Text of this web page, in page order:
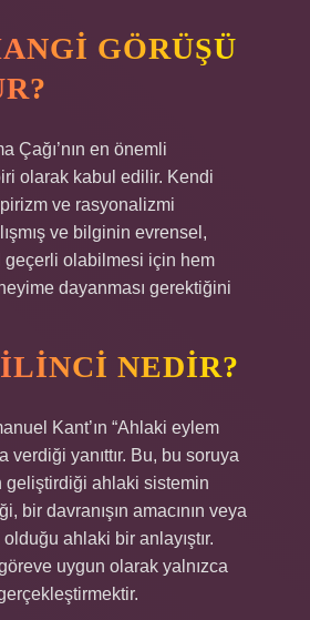
GÖRÜŞÜ
Çağı’nın en önemli
olarak kabul edilir. Kendi
ve rasyonalizmi
ve bilginin evrensel,
geçerli olabilmesi için hem
dayanması gerektiğini
NEDIR?
Kant’ın “Ahlaki eylem
verdiği yanıttır. Bu, bu soruya
geliştirdiği ahlaki sistemin
bir davranışın amacının veya
ahlaki bir anlayıştır.
uygun olarak yalnızca